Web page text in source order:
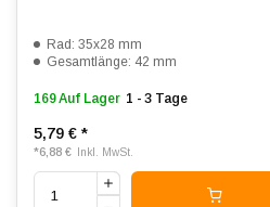
Rad: 35x28 mm
Gesamtlänge: 42 mm
169 Auf Lager 1 - 3 Tage
5,79 € *
*6,88 € Inkl. MwSt.